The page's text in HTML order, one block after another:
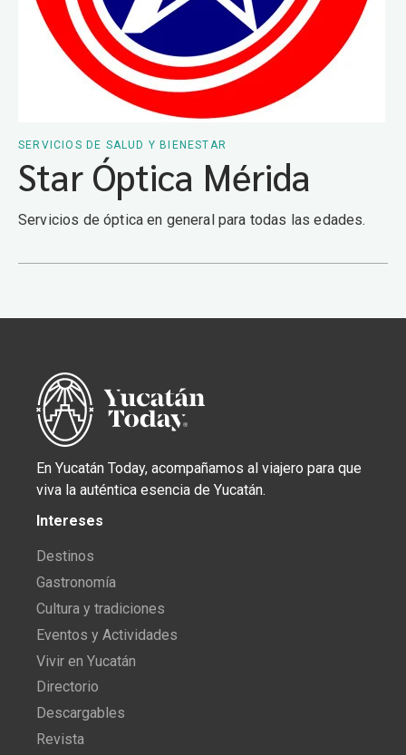
SERVICIOS DE SALUD Y BIENESTAR
Star Óptica Mérida
Servicios de óptica en general para todas las edades.
En Yucatán Today, acompañamos al viajero para que
viva la auténtica esencia de Yucatán.
Intereses
Destinos
Gastronomía
Cultura y tradiciones
Eventos y Actividades
Vivir en Yucatán
Directorio
Descargables
Revista